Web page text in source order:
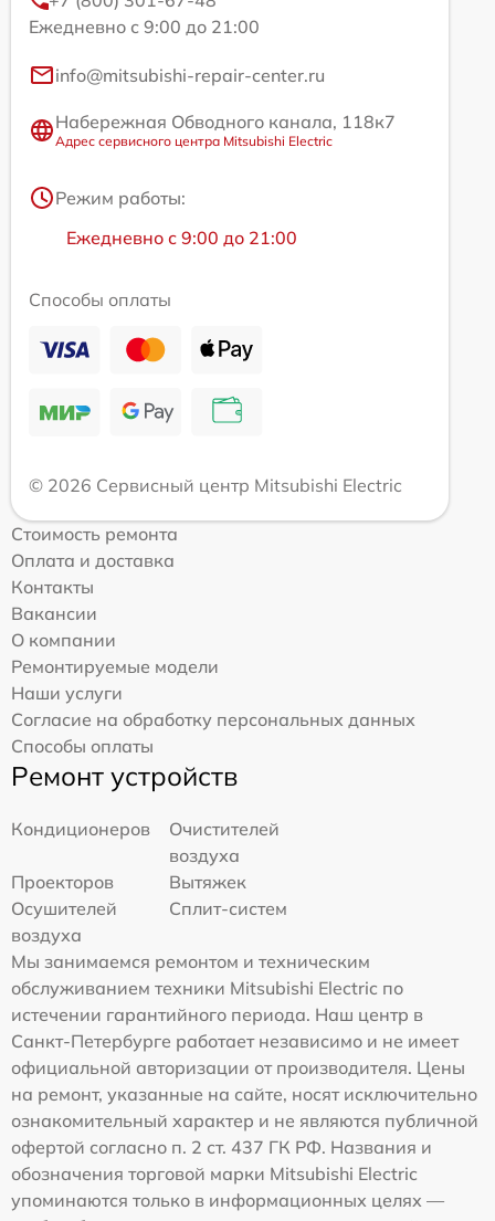
Ежедневно с 9:00 до 21:00
info@mitsubishi-repair-center.ru
Набережная Обводного канала, 118к7
Адрес сервисного центра Mitsubishi Electric
Режим работы:
Ежедневно с 9:00 до 21:00
Способы оплаты
© 2026 Сервисный центр Mitsubishi Electric
Стоимость ремонта
Оплата и доставка
Контакты
Вакансии
О компании
Ремонтируемые модели
Наши услуги
Согласие на обработку персональных данных
Способы оплаты
Ремонт устройств
Кондиционеров
Очистителей
воздуха
Проекторов
Вытяжек
Осушителей
воздуха
Сплит-систем
Мы занимаемся ремонтом и техническим
обслуживанием техники Mitsubishi Electric по
истечении гарантийного периода. Наш центр в
Санкт-Петербурге работает независимо и не имеет
официальной авторизации от производителя. Цены
на ремонт, указанные на сайте, носят исключительно
ознакомительный характер и не являются публичной
офертой согласно п. 2 ст. 437 ГК РФ. Названия и
обозначения торговой марки Mitsubishi Electric
упоминаются только в информационных целях —